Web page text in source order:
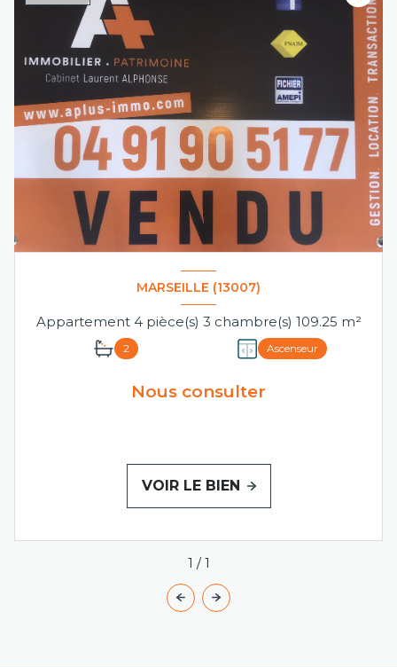
MARSEILLE (13007)
Appartement 4 pièce(s) 3 chambre(s) 109.25 m²
2 Ascenseur
Nous consulter
VOIR LE BIEN
1 / 1